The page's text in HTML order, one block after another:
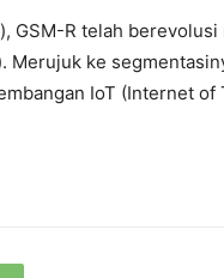
GSM-R telah berevolusi
ke
IoT (Internet of